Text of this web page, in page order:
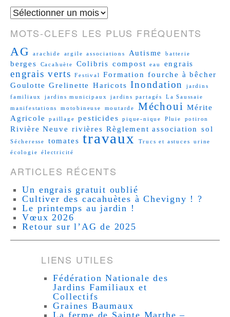
MOTS-CLEFS LES PLUS FRÉQUENTS
AG
arachide argile associations Autisme batterie
berges Cacahuète Colibris compost eau engrais
engrais verts Festival Formation fourche à bêcher
Goulotte Grelinette Haricots Inondation
jardins
familiaux
jardins municipaux jardins partagés
La Saussaie
manifestations
motobineuse moutarde Méchoui Mérite
Agricole
paillage pesticides pique-nique Pluie potiron
Rivière Neuve rivières Règlement association sol
Sécheresse tomates travaux Trucs et astuces
urine
écologie
électricité
ARTICLES RÉCENTS
Un engrais gratuit oublié
Cultiver des cacahuètes à Chevigny ! ?
Le printemps au jardin !
Vœux 2026
Retour sur l’AG de 2025
LIENS UTILES
Fédération Nationale des
Jardins Familiaux et
Collectifs
Graines Baumaux
La ferme de Sainte Marthe –